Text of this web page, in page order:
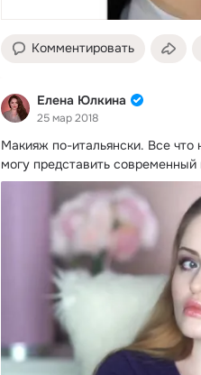
Комментировать
Елена Юлкина
25 мар 2018
Макияж по-итальянски. Все что
могу представить современный